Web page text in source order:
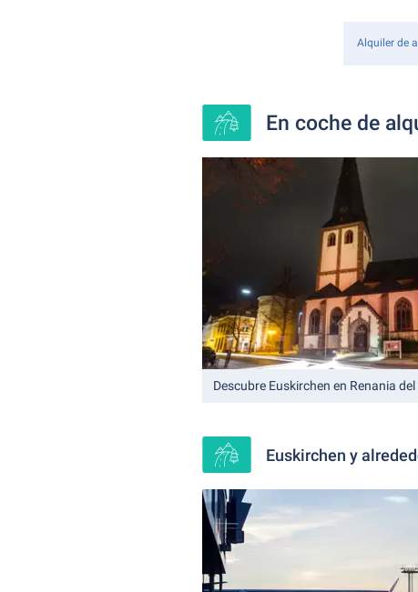
Alquiler de
En coche de
Descubre Euskirchen en Renania
Euskirchen y